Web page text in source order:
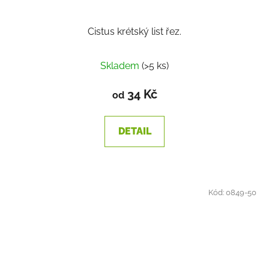
Cistus krétský list řez.
Skladem (>5 ks)
od34 Kč
DETAIL
Kód:0849-50